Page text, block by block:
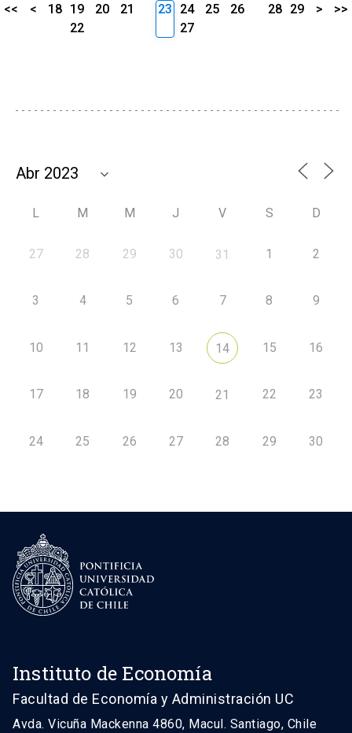
<< < 18 19 20
21
22
23 24 25
26
27
28 29 > >>
L M M J V S D
27 28 29 30 31 1 2
3 4 5 6 7 8 9
10 11 12 13 14 15 16
17 18 19 20 21 22 23
24 25 26 27 28 29 30
Instituto de Economía
Facultad de Economía y Administración UC
Avda. Vicuña Mackenna 4860, Macul. Santiago, Chile